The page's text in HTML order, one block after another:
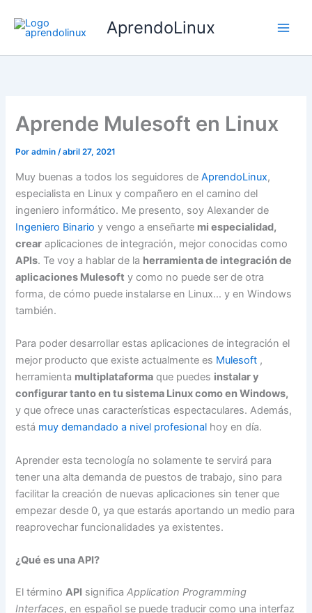
contenido
AprendoLinux
Aprende Mulesoft en Linux
Poradmin/abril 27, 2021
Muy buenas a todos los seguidores deAprendoLinux,
especialista en Linux y compañero en el camino del
ingeniero informático. Me presento, soy Alexander de
Ingeniero Binario y vengo a enseñarte mi especialidad,
crear aplicaciones de integración, mejor conocidas como
APIs. Te voy a hablar de la herramienta de integración de
aplicaciones Mulesoft y como no puede ser de otra
forma, de cómo puede instalarse en Linux… y en Windows
también.
Para poder desarrollar estas aplicaciones de integración el
mejor producto que existe actualmente es Mulesoft ,
herramienta multiplataforma que puedes instalar y
configurar tanto en tu sistema Linux como en Windows,
y que ofrece unas características espectaculares. Además,
está muy demandado a nivel profesional hoy en día.
Aprender esta tecnología no solamente te servirá para
tener una alta demanda de puestos de trabajo, sino para
facilitar la creación de nuevas aplicaciones sin tener que
empezar desde 0, ya que estarás aportando un medio para
reaprovechar funcionalidades ya existentes.
¿Qué es una API?
El términoAPI significaApplication Programming
Interfaces, en español se puede traducir como una interfaz